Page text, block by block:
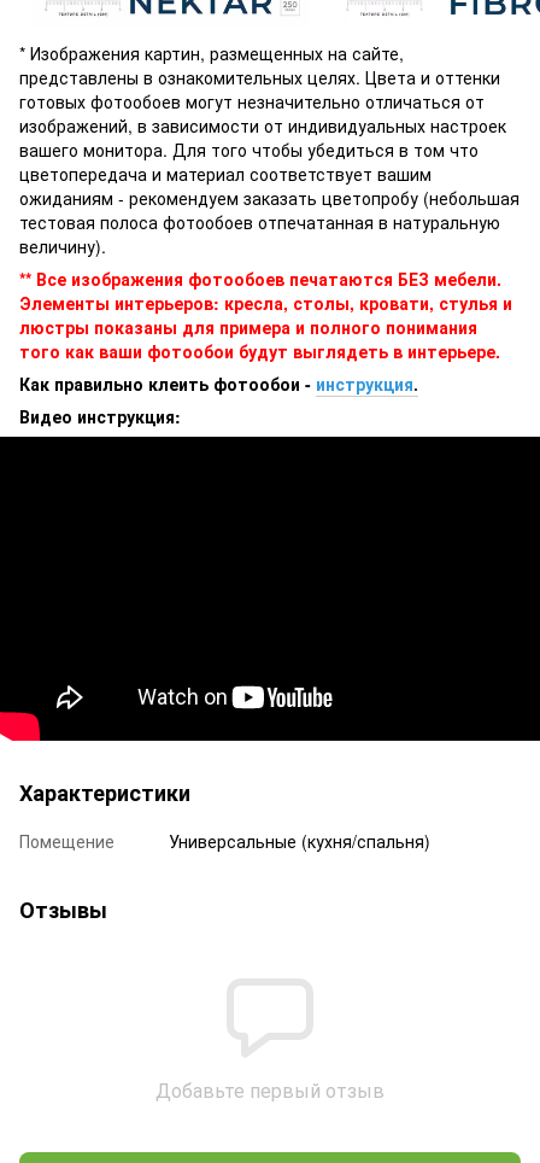
* Изображения картин, размещенных на сайте,
представлены в ознакомительных целях. Цвета и оттенки
готовых фотообоев могут незначительно отличаться от
изображений, в зависимости от индивидуальных настроек
вашего монитора. Для того чтобы убедиться в том что
цветопередача и материал соответствует вашим
ожиданиям - рекомендуем заказать цветопробу (небольшая
тестовая полоса фотообоев отпечатанная в натуральную
величину).
** Все изображения фотообоев печатаются БЕЗ мебели.
Элементы интерьеров: кресла, столы, кровати, стулья и
люстры показаны для примера и полного понимания
того как ваши фотообои будут выглядеть в интерьере.
Как правильно клеить фотообои - инструкция.
Видео инструкция:
Характеристики
Помещение Универсальные (кухня/спальня)
Отзывы
Добавьте первый отзыв